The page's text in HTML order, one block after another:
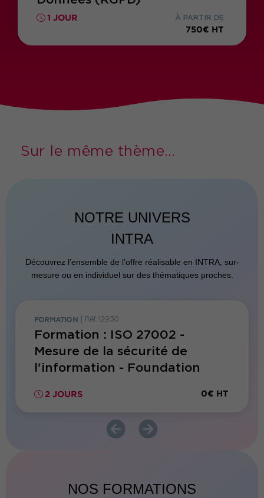
1 JOUR À PARTIR DE
750€ HT
Sur le même thème...
NOTRE UNIVERS
INTRA
Découvrez l’ensemble de l’offre réalisable en INTRA, sur-
mesure ou en individuel sur des thématiques proches.
FORMATION Réf. 12930
Formation : ISO 27002 -
Mesure de la sécurité de
l'information - Foundation
2 JOURS 0€ HT
NOS FORMATIONS